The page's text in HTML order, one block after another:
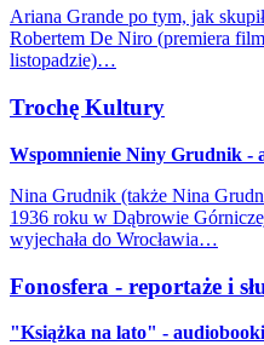
Ariana Grande po tym, jak
Robertem De Niro (premiera
listopadzie)…
Trochę Kultury
Wspomnienie Niny Grudnik -
Nina Grudnik (także Nina
1936 roku w Dąbrowie
wyjechała do Wrocławia…
Fonosfera - reportaże i
"Książka na lato" -